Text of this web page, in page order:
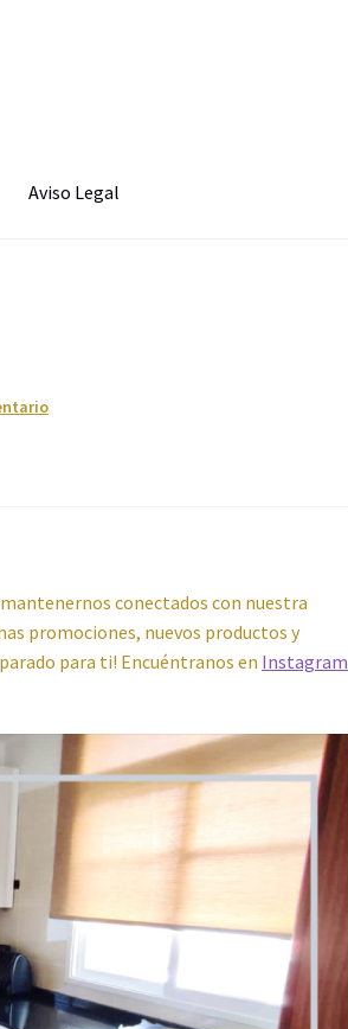
Aviso Legal
cocina
Fregaderos y grifos
conectados con nuestra
promociones, nuevos productos y
para ti! Encuéntranos en Instagram